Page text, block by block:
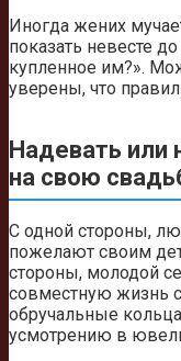
Иногда жених
показать невесте
купленное им?».
уверены, что
Надевать или
на свою
С одной стороны,
пожелают своим
стороны, молодой
совместную жизнь с
обручальные
усмотрению в